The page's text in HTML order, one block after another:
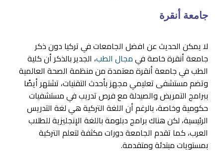
جامعة أنقرة
لا يمكن الحديث عن افضل الجامعات في تركيا دون ذكر
جامعة أنقرة خاصة فيمجال الطب، الجدير بالذكر أن كلية
الطب في جامعة أنقرة معتمدة من منظمة الصحة العالمية
وتضم مستشفى تعليمي مجهز بأحدث التقنيات، تشتهر أيضًا
ببرامج التمريض والصيدلة مع فرص تدريب في مستشفيات
حكومية وخاصة، بالرغم أن اللغة التركية هي لغة التدريس
الرئيسية، لكن هناك برامج دبلومة باللغة الإنجليزية للطلاب
العرب، كما تقدم الجامعة دورات مكثفة لتعلم التركية
بمستويات مبتدئة ومتقدمة.